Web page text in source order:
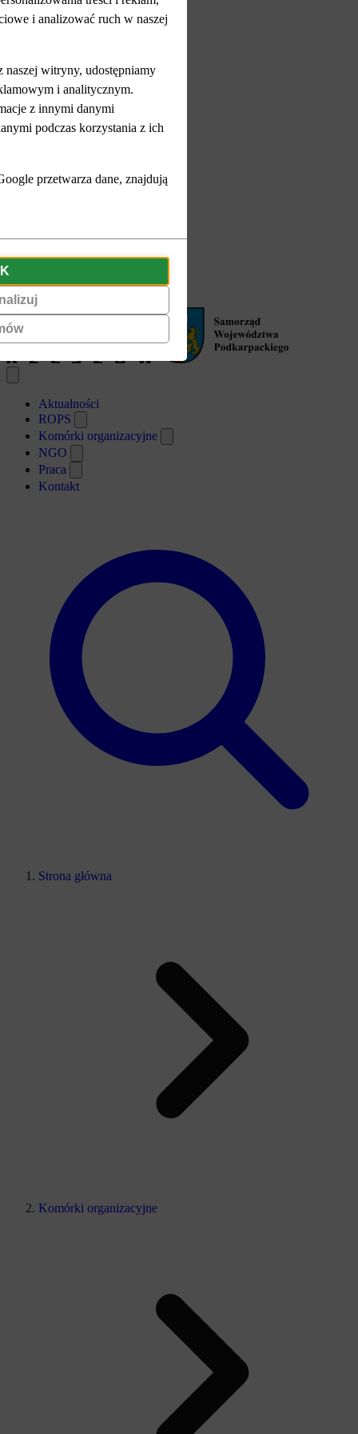
A A+ A++
Aktualności
ROPS
Komórki organizacyjne
NGO
Praca
Kontakt
Strona główna
Komórki organizacyjne
i analizować ruch w naszej
naszej witryny, udostępniamy
i analitycznym.
z innymi danymi
podczas korzystania z ich
przetwarza dane, znajdują